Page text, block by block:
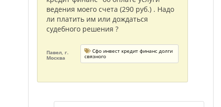
ведения моего счета (290 руб.) . Надо
ли платить им или дождаться
судебного решения ?
Павел, г.
Москва
Сфо инвест кредит финанс долги
связного